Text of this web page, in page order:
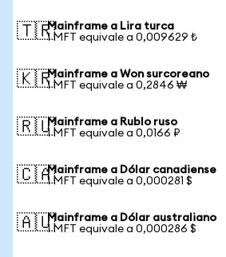
🇹🇷Mainframe a Lira turca
1 MFT equivale a 0,009629 ₺
🇰🇷Mainframe a Won surcoreano
1 MFT equivale a 0,2846 ₩
🇷🇺Mainframe a Rublo ruso
1 MFT equivale a 0,0166 ₽
🇨🇦Mainframe a Dólar canadiense
1 MFT equivale a 0,000281 $
🇦🇺Mainframe a Dólar australiano
1 MFT equivale a 0,000286 $